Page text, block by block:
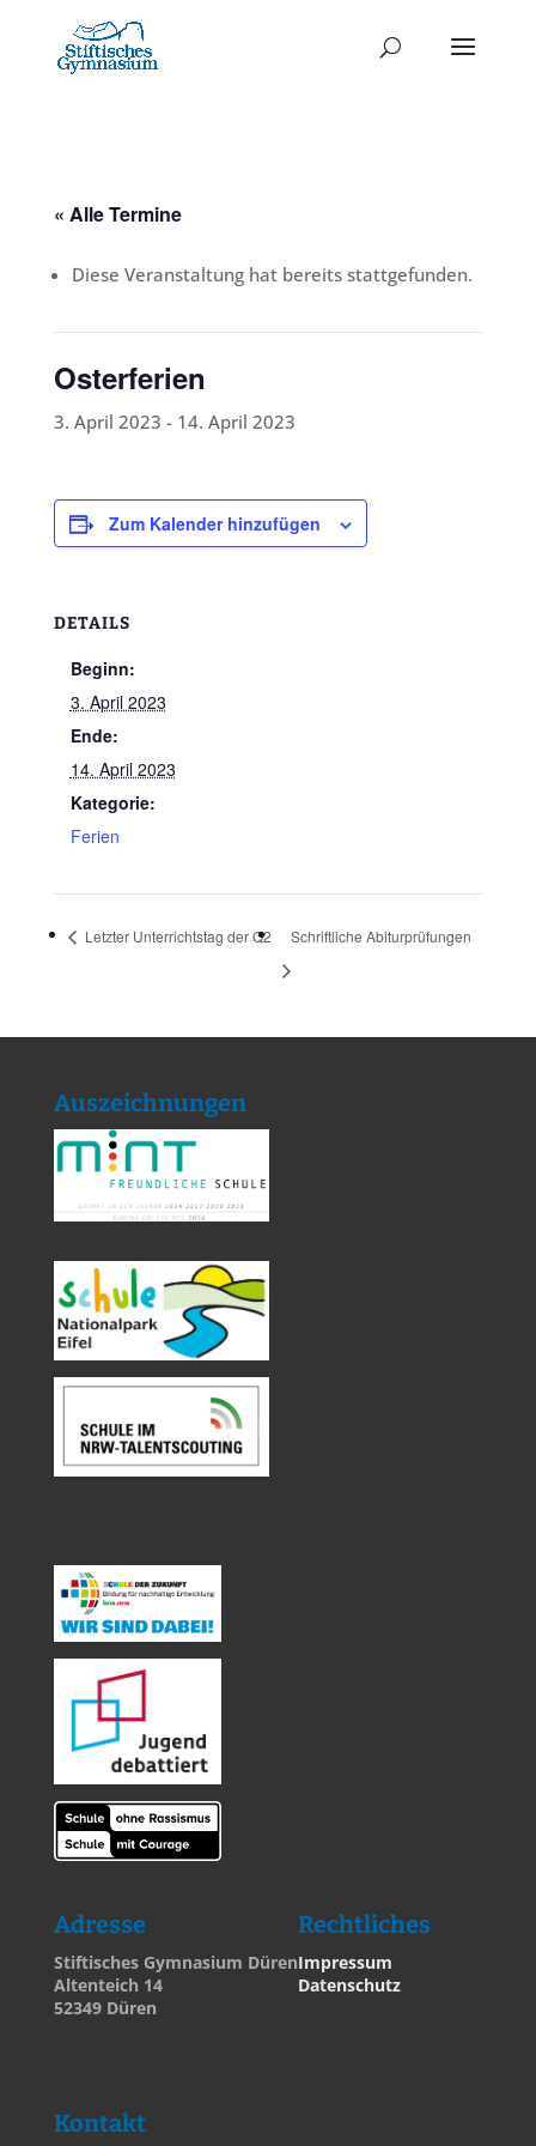
« Alle Termine
Diese Veranstaltung hat bereits stattgefunden.
Osterferien
3. April 2023 - 14. April 2023
Zum Kalender hinzufügen
DETAILS
Beginn:
3. April 2023
Ende:
14. April 2023
Kategorie:
Ferien
Letzter Unterrichtstag der Q2 Schriftliche Abiturprüfungen
Auszeichnungen
Adresse
Stiftisches Gymnasium Düren
Altenteich 14
52349 Düren
Rechtliches
Impressum
Datenschutz
Kontakt